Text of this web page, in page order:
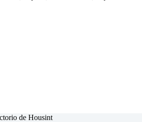
de Housint